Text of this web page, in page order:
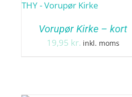
Vorupør Kirke – kort
19,95 kr. inkl. moms